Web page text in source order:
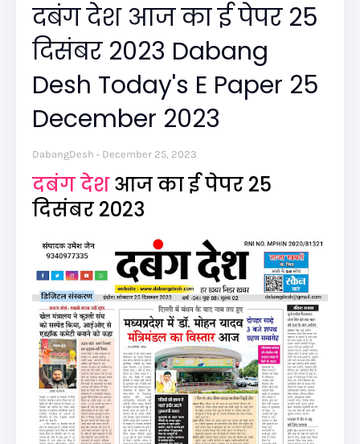
दबंग देश आज का ई पेपर 25
दिसंबर 2023 Dabang
Desh Today's E Paper 25
December 2023
DabangDesh December 25, 2023
दबंग देशआज का ई पेपर 25
दिसंबर 2023